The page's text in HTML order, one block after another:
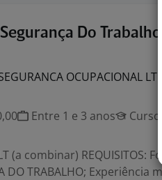
Do
OCUPACIONAL
Entre 1 e 3 anos
(a combinar) REQUISITOS:
DO TRABALHO; Experiência